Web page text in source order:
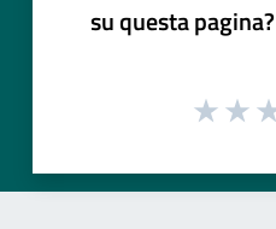
su questa pagina?